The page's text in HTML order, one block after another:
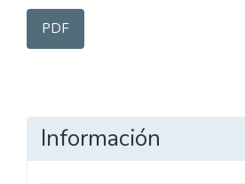
PDF
Información